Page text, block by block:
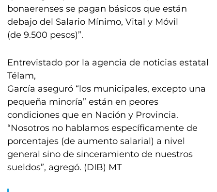
bonaerenses se pagan básicos que están
debajo del Salario Mínimo, Vital y Móvil
(de 9.500 pesos)”.
Entrevistado por la agencia de noticias estatal
Télam,
García aseguró “los municipales, excepto una
pequeña minoría” están en peores
condiciones que en Nación y Provincia.
“Nosotros no hablamos específicamente de
porcentajes (de aumento salarial) a nivel
general sino de sinceramiento de nuestros
sueldos”, agregó. (DIB) MT